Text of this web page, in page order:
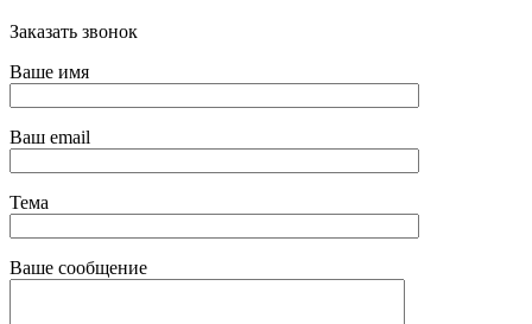
Заказать звонок
Ваше имя
Ваш email
Тема
Ваше сообщение